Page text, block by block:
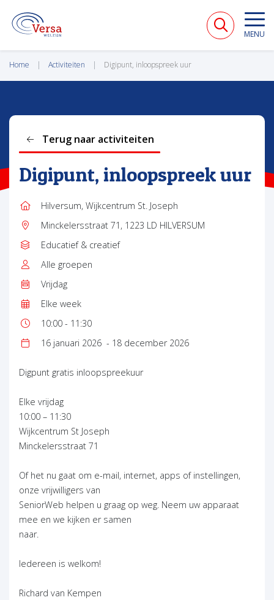
VERSA WELZIJN MENU
Home Activiteiten Digipunt, inloopspreek uur
Terug naar activiteiten
Digipunt, inloopspreek uur
Locatie:
Hilversum, Wijkcentrum St. Joseph
Adres:
Minckelersstraat 71, 1223 LD HILVERSUM
Type:
Educatief & creatief
Leeftijd:
Alle groepen
Dag:
Vrijdag
Frequentie:
Elke week
Tijd:
10:00 - 11:30
Datum:
16 januari 2026 - 18 december 2026
Digpunt gratis inloopspreekuur
Elke vrijdag
10:00 – 11:30
Wijkcentrum St Joseph
Minckelersstraat 71
Of het nu gaat om e-mail, internet, apps of instellingen,
onze vrijwilligers van
SeniorWeb helpen u graag op weg. Neem uw apparaat
mee en we kijken er samen
naar.
Iedereen is welkom!
Richard van Kempen